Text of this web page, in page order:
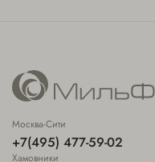
Москва-Сити
+7(495) 477-59-02
Хамовники